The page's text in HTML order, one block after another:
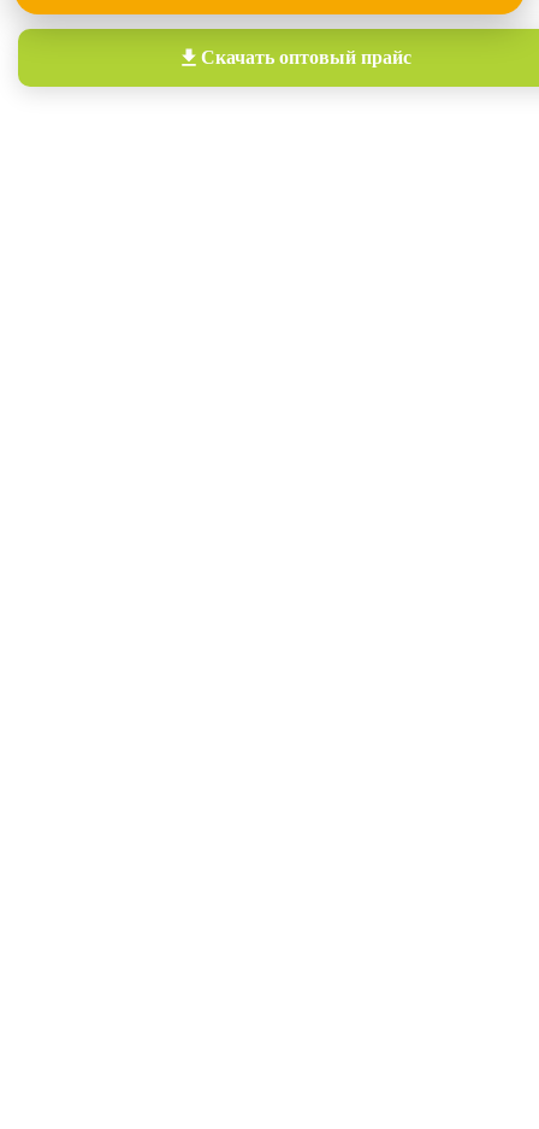
Скачать оптовый прайс